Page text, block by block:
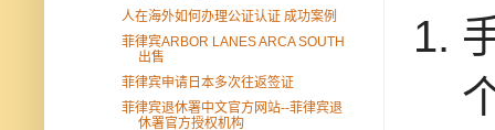
人在海外如何办理公证认证 成功案例
菲律宾ARBOR LANES ARCA SOUTH
出售
菲律宾申请日本多次往返签证
菲律宾退休署中文官方网站--菲律宾退
休署官方授权机构